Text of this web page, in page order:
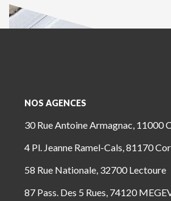
NOS AGENCES
30 Rue Antoine Armagnac, 11000
4 Pl. Jeanne Ramel-Cals, 81170
58 Rue Nationale, 32700 Lectoure
87 Pass. Des 5 Rues, 74120